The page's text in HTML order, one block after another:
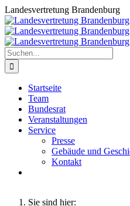
Zum
Inhalt
springen
Landesvertretung Brandenburg
Suche
nach:
Startseite
Team
Bundesrat
Veranstaltungen
Service
Presse
Gebäude und
Kontakt
Sie sind hier: